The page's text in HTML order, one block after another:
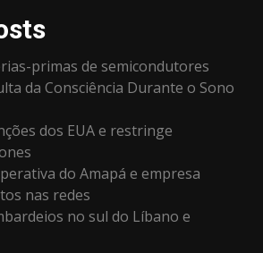
primas de semicondutores
da Consciência Durante o Sono
dos EUA e restringe
do Amapá e empresa
nas redes
no sul do Líbano e